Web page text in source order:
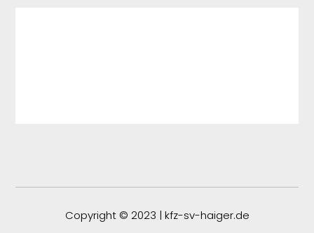
Copyright © 2023 | kfz-sv-haiger.de